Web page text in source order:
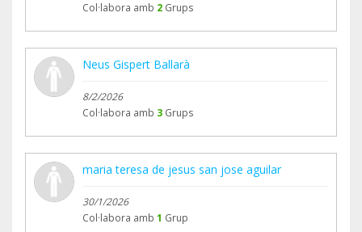
Col·labora amb 2 Grups
Neus Gispert Ballarà
8/2/2026
Col·labora amb 3 Grups
maria teresa de jesus san jose aguilar
30/1/2026
Col·labora amb 1 Grup